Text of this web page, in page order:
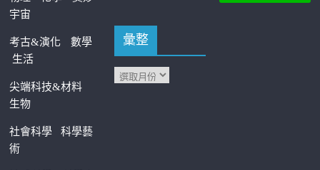
宇宙
考古&演化
數學
生活
尖端科技&材料
生物
社會科學科學藝
術
彙整